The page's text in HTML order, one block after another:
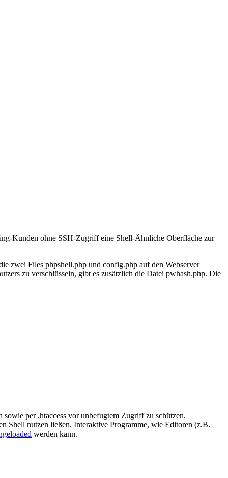
Kunden ohne SSH-Zugriff eine Shell-Ähnliche Oberfläche zur
zwei Files phpshell.php und config.php auf den Webserver
zu verschlüsseln, gibt es zusätzlich die Datei pwhash.php. Die
per .htaccess vor unbefugtem Zugriff zu schützen.
Shell nutzen ließen. Interaktive Programme, wie Editoren (z.B.
werden kann.